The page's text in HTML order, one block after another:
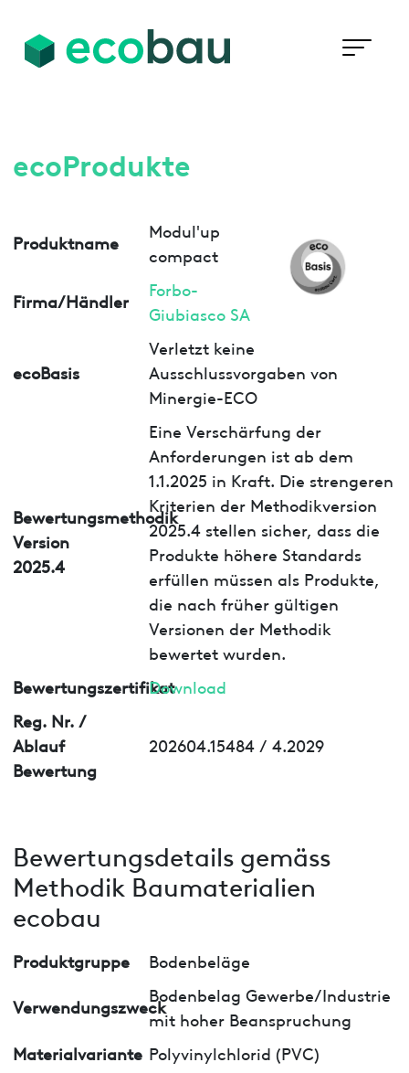
ecoProdukte
Produktname
Modul'up
compact
Firma/Händler
Forbo-
Giubiasco SA
ecoBasis
Verletzt keine
Ausschlussvorgaben von
Minergie-ECO
Bewertungsmethodik
Version
2025.4
Eine Verschärfung der
Anforderungen ist ab dem
1.1.2025 in Kraft. Die strengeren
Kriterien der Methodikversion
2025.4 stellen sicher, dass die
Produkte höhere Standards
erfüllen müssen als Produkte,
die nach früher gültigen
Versionen der Methodik
bewertet wurden.
BewertungszertifikatDownload
Reg. Nr. /
Ablauf
Bewertung
202604.15484 / 4.2029
Bewertungsdetails gemäss
Methodik Baumaterialien
ecobau
Produktgruppe Bodenbeläge
Verwendungszweck
Bodenbelag Gewerbe/Industrie
mit hoher Beanspruchung
Materialvariante Polyvinylchlorid (PVC)